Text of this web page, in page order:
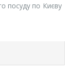
посуду по Києву